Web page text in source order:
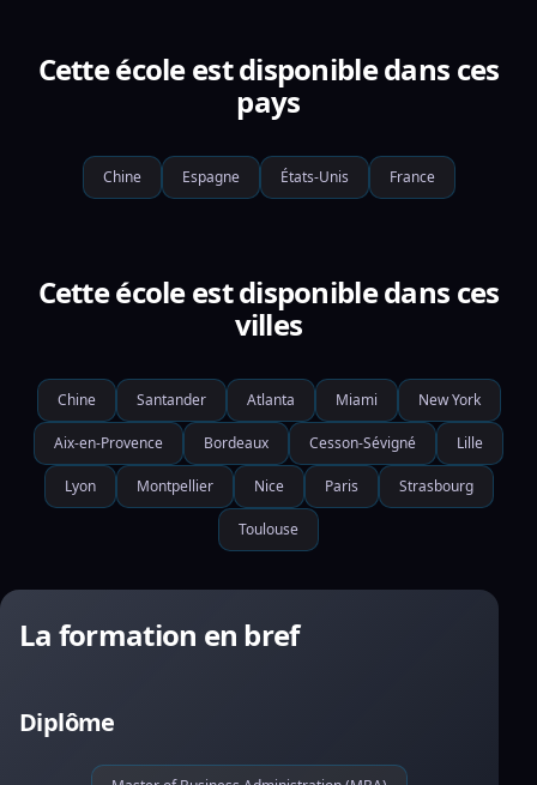
Cette école est disponible dans ces
pays
Chine Espagne États-Unis France
Cette école est disponible dans ces
villes
Chine Santander Atlanta Miami New York
Aix-en-Provence Bordeaux Cesson-Sévigné Lille
Lyon Montpellier Nice Paris Strasbourg
Toulouse
La formation en bref
Diplôme